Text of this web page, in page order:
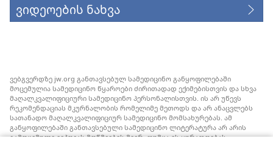
ვიდეოების ნახვა
ვებგვერდზე jw.org განთავსებულ სამედიცინო განყოფილებაში
მოცემულია სამედიცინო წყაროები ძირითადად ექიმებისთვის და სხვა
მაღალკვალიფიციური სამედიცინო პერსონალისთვის. ის არ უწევს
რეკომენდაციას მკურნალობის რომელიმე მეთოდს და არ ანაცვლებს
სათანადო მაღალკვალიფიციურ სამედიცინო მომსახურებას. ამ
განყოფილებაში განთავსებული სამედიცინო ლიტერატურა არ არის
გამოცემული იეჰოვას მოწმეების მიერ, თუმცა ის ყურადღებას